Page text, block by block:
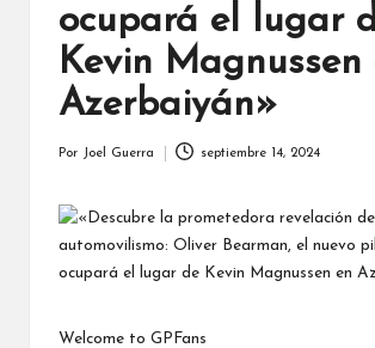
ocupará el lugar
Kevin Magnussen
Azerbaiyán»
Por Joel Guerra septiembre 14, 2024
Welcome to GPFans